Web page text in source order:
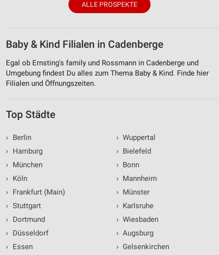
ALLE PROSPEKTE
Baby & Kind Filialen in Cadenberge
Egal ob Ernsting's family und Rossmann in Cadenberge und
Umgebung findest Du alles zum Thema Baby & Kind. Finde hier
Filialen und Öffnungszeiten.
Top Städte
›
Berlin
›
Hamburg
›
München
›
Köln
›
Frankfurt (Main)
› Stuttgart
›
Dortmund
›
Düsseldorf
›
Essen
› Wuppertal
› Bielefeld
› Bonn
› Mannheim
› Münster
› Karlsruhe
› Wiesbaden
› Augsburg
› Gelsenkirchen